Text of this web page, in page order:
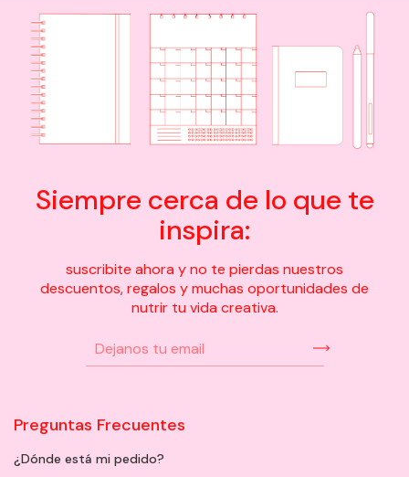
Siempre cerca de lo que te
inspira:
suscribite ahora y no te pierdas nuestros
descuentos, regalos y muchas oportunidades de
nutrir tu vida creativa.
Preguntas Frecuentes
¿Dónde está mi pedido?